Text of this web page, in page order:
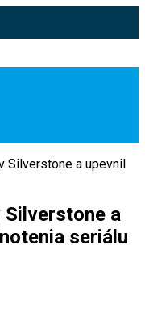
Silverstone a upevnil
a
seriálu